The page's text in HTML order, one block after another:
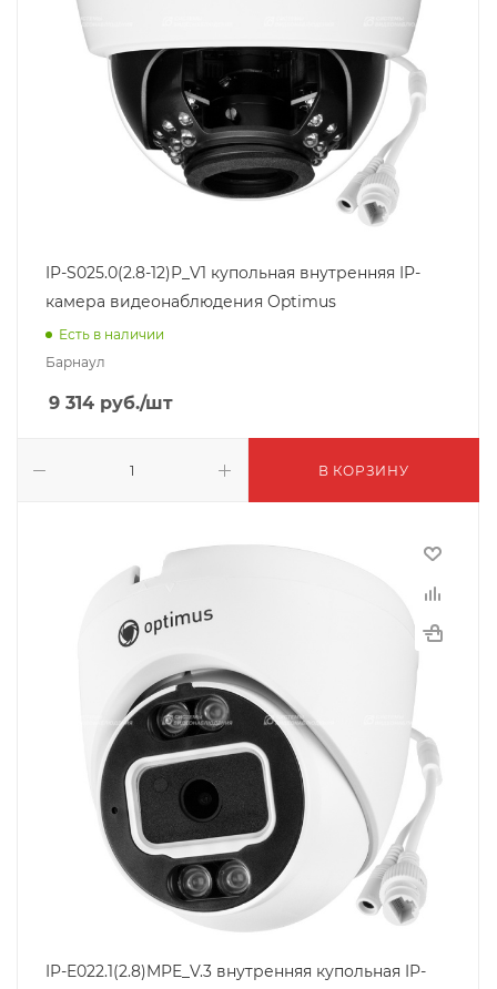
IP-S025.0(2.8-12)P_V1 купольная внутренняя IP-
камера видеонаблюдения Optimus
Есть в наличии
Барнаул
9 314 руб./шт
В КОРЗИНУ
IP-E022.1(2.8)MPE_V.3 внутренняя купольная IP-